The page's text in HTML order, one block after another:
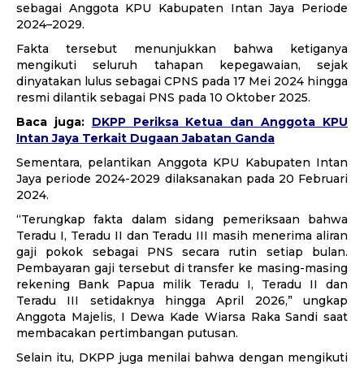
sebagai Anggota KPU Kabupaten Intan Jaya Periode
2024–2029.
Fakta tersebut menunjukkan bahwa ketiganya
mengikuti seluruh tahapan kepegawaian, sejak
dinyatakan lulus sebagai CPNS pada 17 Mei 2024 hingga
resmi dilantik sebagai PNS pada 10 Oktober 2025.
Baca juga: DKPP Periksa Ketua dan Anggota KPU
Intan Jaya Terkait Dugaan Jabatan Ganda
Sementara, pelantikan Anggota KPU Kabupaten Intan
Jaya periode 2024-2029 dilaksanakan pada 20 Februari
2024.
“Terungkap fakta dalam sidang pemeriksaan bahwa
Teradu I, Teradu II dan Teradu III masih menerima aliran
gaji pokok sebagai PNS secara rutin setiap bulan.
Pembayaran gaji tersebut di transfer ke masing-masing
rekening Bank Papua milik Teradu I, Teradu II dan
Teradu III setidaknya hingga April 2026,” ungkap
Anggota Majelis, I Dewa Kade Wiarsa Raka Sandi saat
membacakan pertimbangan putusan.
Selain itu, DKPP juga menilai bahwa dengan mengikuti